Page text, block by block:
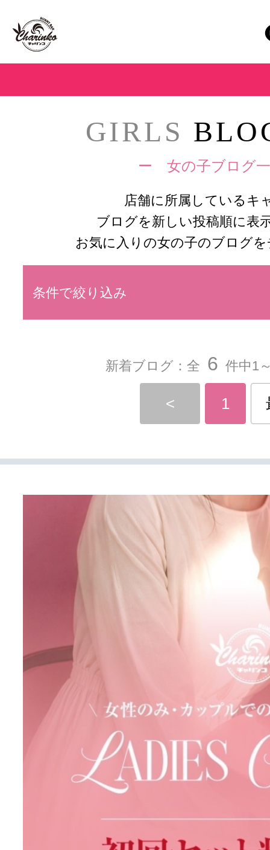
GIRLS
ー 女の子ブログ
店舗に所属しているキ
ブログを新しい投稿順に表
お気に入りの女の子のブログ
条件で絞り込み
新着ブログ：全 6 件中1
< 1